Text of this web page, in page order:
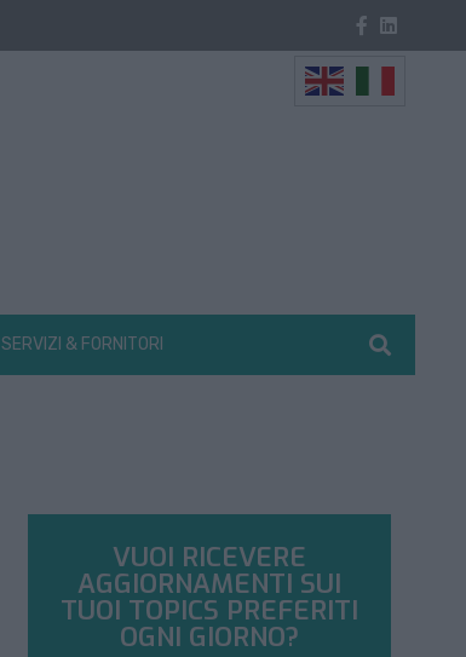
SERVIZI & FORNITORI
VUOI RICEVERE
AGGIORNAMENTI SUI
TUOI TOPICS PREFERITI
OGNI GIORNO?